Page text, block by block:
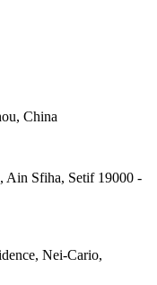
China
Ain Sfiha, Setif 19000 -
Nei-Cario,